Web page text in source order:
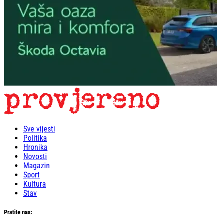
Sve vijesti
Politika
Hronika
Novosti
Magazin
Sport
Kultura
Stav
Pratite nas: